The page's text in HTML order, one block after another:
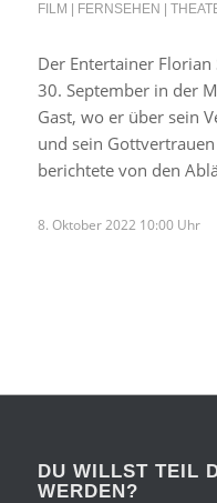
FILM | FERNSEHEN |
Der Entertainer
30. September in der
Gast, wo er über sein
und sein
berichtete von den
8. Oktober 2022 10:00 Uhr
DU WILLST TEIL
WERDEN?